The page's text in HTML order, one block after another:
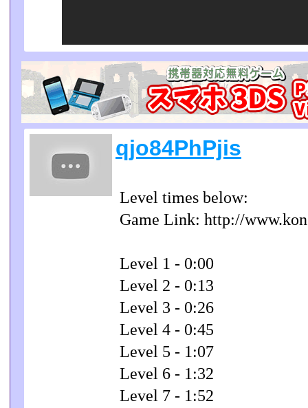
qjo84PhPjis
Level times below:
Game Link: http://
Level 1 - 0:00
Level 2 - 0:13
Level 3 - 0:26
Level 4 - 0:45
Level 5 - 1:07
Level 6 - 1:32
Level 7 - 1:52